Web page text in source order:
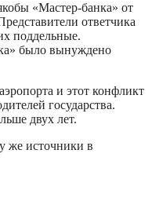
«Мастер-банка» от
ответчика
поддельные.
было вынуждено
и этот конфликт
государства.
двух лет.
же источники в